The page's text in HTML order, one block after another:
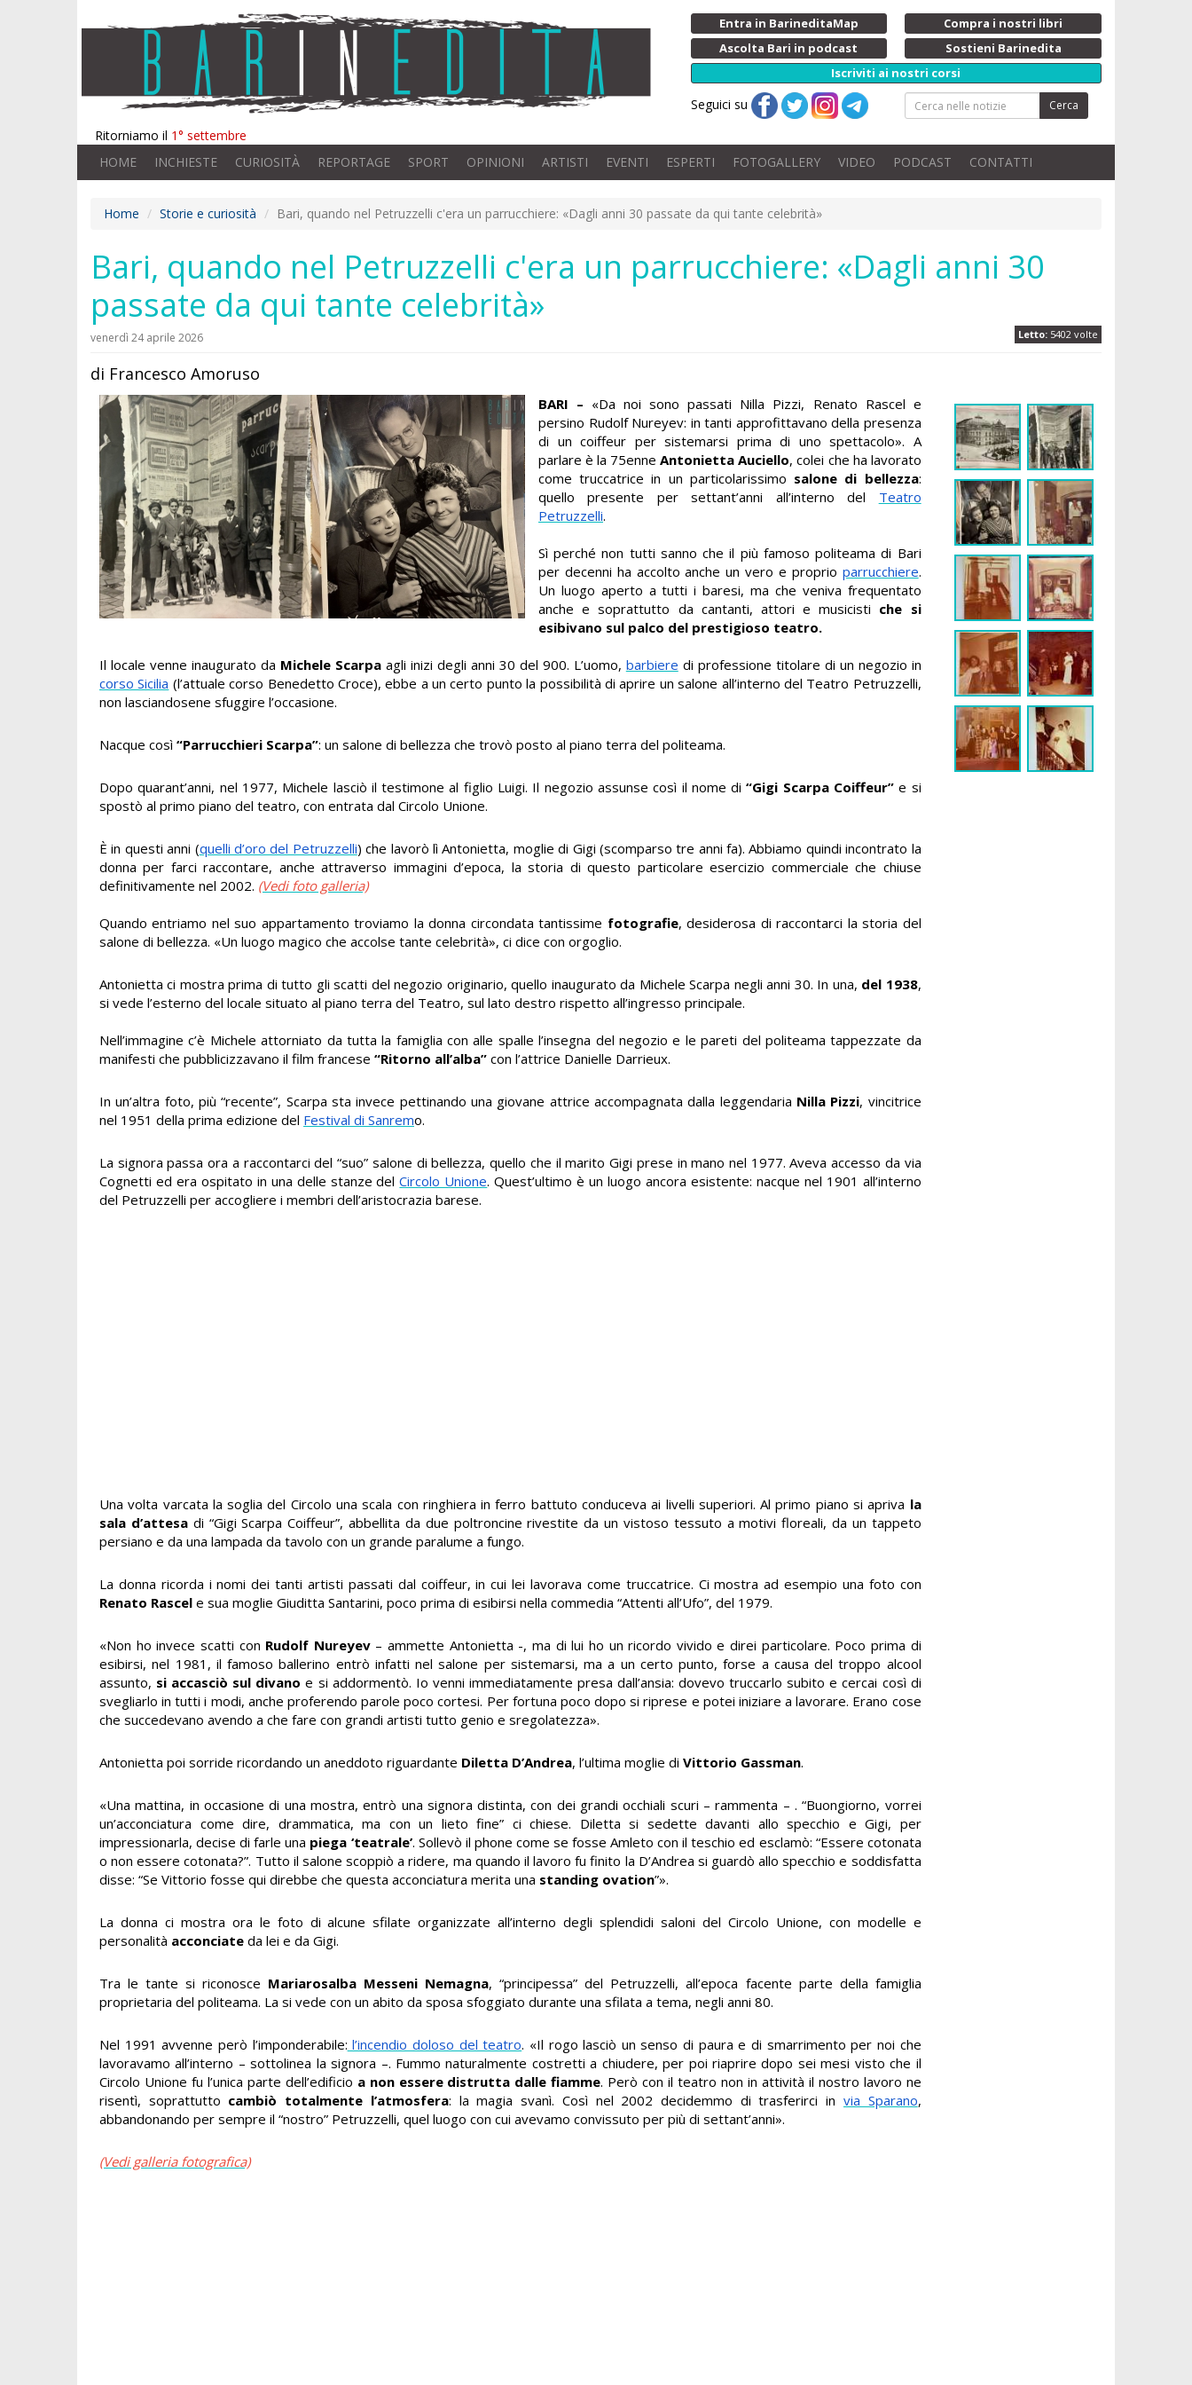
Ritorniamo il 1° settembre
Entra in BarineditaMap
Compra i nostri libri
Ascolta Bari in podcast
Sostieni Barinedita
Iscriviti ai nostri corsi
Seguici su Cerca
HOME INCHIESTE CURIOSITÀ REPORTAGE SPORT OPINIONI ARTISTI EVENTI ESPERTI FOTOGALLERY VIDEO PODCAST CONTATTI
Home Storie e curiosità Bari, quando nel Petruzzelli c'era un parrucchiere: «Dagli anni 30 passate da qui tante celebrità»
Bari, quando nel Petruzzelli c'era un parrucchiere: «Dagli anni 30
passate da qui tante celebrità»
Letto: 5402 volte
venerdì 24 aprile 2026
di Francesco Amoruso
BARI – «Da noi sono passati Nilla Pizzi, Renato Rascel e
persino Rudolf Nureyev: in tanti approfittavano della presenza
di un coiffeur per sistemarsi prima di uno spettacolo». A
parlare è la 75enneAntonietta Auciello, colei che ha lavorato
come truccatrice in un particolarissimo salone di bellezza:
quello presente per settant’anni all’interno del Teatro
Petruzzelli.
Sì perché non tutti sanno che il più famoso politeama di Bari
per decenni ha accolto anche un vero e proprio parrucchiere.
Un luogo aperto a tutti i baresi, ma che veniva frequentato
anche e soprattutto da cantanti, attori e musicisti che si
esibivano sul palco del prestigioso teatro.
Il locale venne inaugurato da Michele Scarpa agli inizi degli anni 30 del 900. L’uomo, barbiere di professione titolare di un negozio in
corso Sicilia (l’attuale corso Benedetto Croce), ebbe a un certo punto la possibilità di aprire un salone all’interno del Teatro Petruzzelli,
non lasciandosene sfuggire l’occasione.
Nacque così “Parrucchieri Scarpa”: un salone di bellezza che trovò posto al piano terra del politeama.
Dopo quarant’anni, nel 1977, Michele lasciò il testimone al figlio Luigi. Il negozio assunse così il nome di“Gigi Scarpa Coiffeur”e si
spostò al primo piano del teatro, con entrata dal Circolo Unione.
È in questi anni (quelli d’oro del Petruzzelli) che lavorò lì Antonietta, moglie di Gigi (scomparso tre anni fa). Abbiamo quindi incontrato la
donna per farci raccontare, anche attraverso immagini d’epoca, la storia di questo particolare esercizio commerciale che chiuse
definitivamente nel 2002. (Vedi foto galleria)
Quando entriamo nel suo appartamento troviamo la donna circondata tantissime fotografie, desiderosa di raccontarci la storia del
salone di bellezza. «Un luogo magico che accolse tante celebrità», ci dice con orgoglio.
Antonietta ci mostra prima di tutto gli scatti del negozio originario, quello inaugurato da Michele Scarpa negli anni 30. In una, del 1938,
si vede l’esterno del locale situato al piano terra del Teatro, sul lato destro rispetto all’ingresso principale.
Nell’immagine c’è Michele attorniato da tutta la famiglia con alle spalle l’insegna del negozio e le pareti del politeama tappezzate da
manifesti che pubblicizzavano il film francese “Ritorno all’alba” con l’attrice Danielle Darrieux.
In un’altra foto, più “recente”, Scarpa sta invece pettinando una giovane attrice accompagnata dalla leggendaria Nilla Pizzi, vincitrice
nel 1951 della prima edizione del Festival di Sanremo.
La signora passa ora a raccontarci del “suo” salone di bellezza, quello che il marito Gigi prese in mano nel 1977. Aveva accesso da via
Cognetti ed era ospitato in una delle stanze delCircolo Unione. Quest’ultimo è un luogo ancora esistente: nacque nel 1901 all’interno
del Petruzzelli per accogliere i membri dell’aristocrazia barese.
Una volta varcata la soglia del Circolo una scala con ringhiera in ferro battuto conduceva ai livelli superiori. Al primo piano si apriva la
sala d’attesadi “Gigi Scarpa Coiffeur”, abbellita da due poltroncine rivestite da un vistoso tessuto a motivi floreali, da un tappeto
persiano e da una lampada da tavolo con un grande paralume a fungo.
La donna ricorda i nomi dei tanti artisti passati dal coiffeur, in cui lei lavorava come truccatrice. Ci mostra ad esempio una foto con
Renato Rascel e sua moglie Giuditta Santarini, poco prima di esibirsi nella commedia “Attenti all’Ufo”, del 1979.
«Non ho invece scatti con Rudolf Nureyev – ammette Antonietta -, ma di lui ho un ricordo vivido e direi particolare. Poco prima di
esibirsi, nel 1981, il famoso ballerino entrò infatti nel salone per sistemarsi, ma a un certo punto, forse a causa del troppo alcool
assunto, si accasciò sul divano e si addormentò. Io venni immediatamente presa dall’ansia: dovevo truccarlo subito e cercai così di
svegliarlo in tutti i modi, anche proferendo parole poco cortesi. Per fortuna poco dopo si riprese e potei iniziare a lavorare. Erano cose
che succedevano avendo a che fare con grandi artisti tutto genio e sregolatezza».
Antonietta poi sorride ricordando un aneddoto riguardante Diletta D’Andrea, l’ultima moglie di Vittorio Gassman.
«Una mattina, in occasione di una mostra, entrò una signora distinta, con dei grandi occhiali scuri – rammenta – . “Buongiorno, vorrei
un’acconciatura come dire, drammatica, ma con un lieto fine” ci chiese. Diletta si sedette davanti allo specchio e Gigi, per
impressionarla, decise di farle una piega ‘teatrale’. Sollevò il phone come se fosse Amleto con il teschio ed esclamò: “Essere cotonata
o non essere cotonata?”. Tutto il salone scoppiò a ridere, ma quando il lavoro fu finito la D’Andrea si guardò allo specchio e soddisfatta
disse: “Se Vittorio fosse qui direbbe che questa acconciatura merita una standing ovation”».
La donna ci mostra ora le foto di alcune sfilate organizzate all’interno degli splendidi saloni del Circolo Unione, con modelle e
personalità acconciate da lei e da Gigi.
Tra le tante si riconosce Mariarosalba Messeni Nemagna, “principessa” del Petruzzelli, all’epoca facente parte della famiglia
proprietaria del politeama. La si vede con un abito da sposa sfoggiato durante una sfilata a tema, negli anni 80.
Nel 1991 avvenne però l’imponderabile: l’incendio doloso del teatro. «Il rogo lasciò un senso di paura e di smarrimento per noi che
lavoravamo all’interno – sottolinea la signora –. Fummo naturalmente costretti a chiudere, per poi riaprire dopo sei mesi visto che il
Circolo Unione fu l’unica parte dell’edificio a non essere distrutta dalle fiamme. Però con il teatro non in attività il nostro lavoro ne
risentì, soprattutto cambiò totalmente l’atmosfera: la magia svanì. Così nel 2002 decidemmo di trasferirci in via Sparano,
abbandonando per sempre il “nostro” Petruzzelli, quel luogo con cui avevamo convissuto per più di settant’anni».
(Vedi galleria fotografica)